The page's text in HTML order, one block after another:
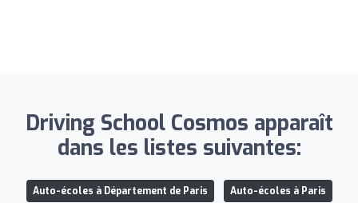
Driving School Cosmos apparaît
dans les listes suivantes:
Auto-écoles à Département de Paris Auto-écoles à Paris